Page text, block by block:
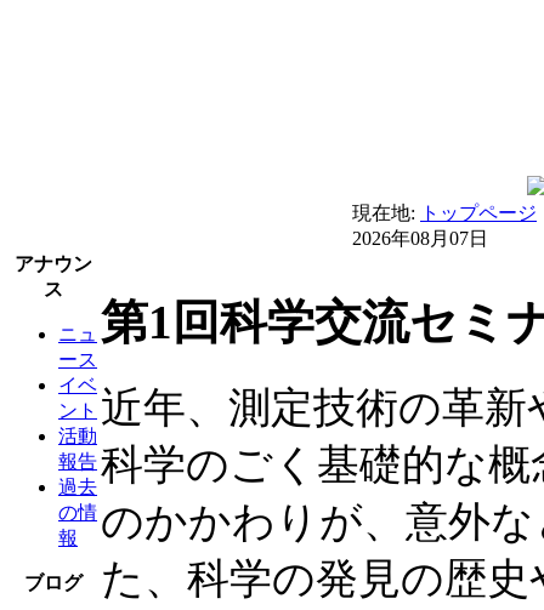
現在地:
トップページ
2026年08月07日
アナウン
ス
ニュ
ース
イベ
ント
活動
報告
過去
の情
報
ブログ
第1回科学交流セミ
近年、測定技術の革
科学のごく基礎的な
のかかわりが、意外
た、科学の発見の歴